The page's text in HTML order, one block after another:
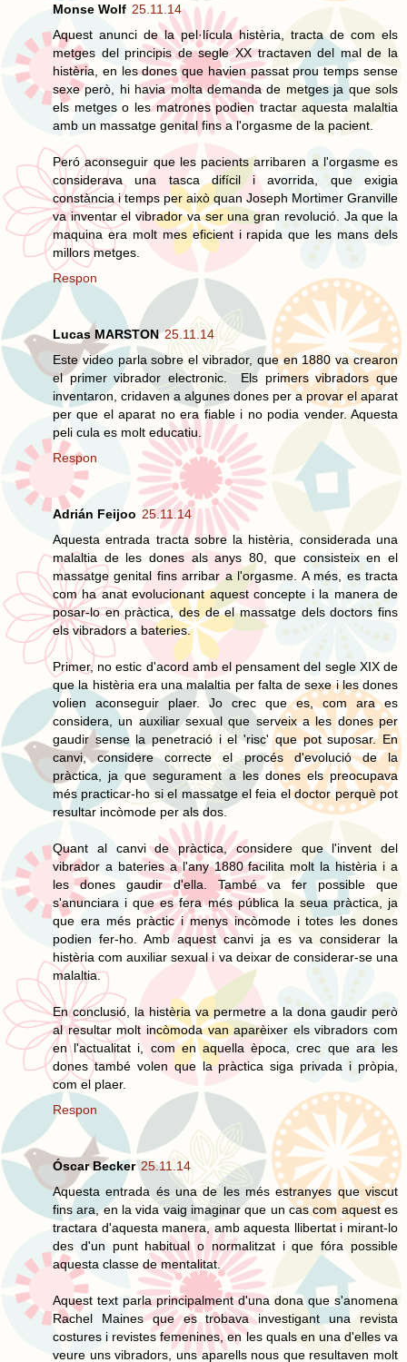
Monse Wolf 25.11.14
Aquest anunci de la pel·lícula histèria, tracta de com els
metges del principis de segle XX tractaven del mal de la
histèria, en les dones que havien passat prou temps sense
sexe però, hi havia molta demanda de metges ja que sols
els metges o les matrones podien tractar aquesta malaltia
amb un massatge genital fins a l'orgasme de la pacient.
Peró aconseguir que les pacients arribaren a l'orgasme es
considerava una tasca difícil i avorrida, que exigia
constància i temps per això quan Joseph Mortimer Granville
va inventar el vibrador va ser una gran revolució. Ja que la
maquina era molt mes eficient i rapida que les mans dels
millors metges.
Respon
Lucas MARSTON 25.11.14
Este video parla sobre el vibrador, que en 1880 va crearon
el primer vibrador electronic. Els primers vibradors que
inventaron, cridaven a algunes dones per a provar el aparat
per que el aparat no era fiable i no podia vender. Aquesta
peli cula es molt educatiu.
Respon
Adrián Feijoo 25.11.14
Aquesta entrada tracta sobre la histèria, considerada una
malaltia de les dones als anys 80, que consisteix en el
massatge genital fins arribar a l'orgasme. A més, es tracta
com ha anat evolucionant aquest concepte i la manera de
posar-lo en pràctica, des de el massatge dels doctors fins
els vibradors a bateries.
Primer, no estic d'acord amb el pensament del segle XIX de
que la histèria era una malaltia per falta de sexe i les dones
volien aconseguir plaer. Jo crec que es, com ara es
considera, un auxiliar sexual que serveix a les dones per
gaudir sense la penetració i el 'risc' que pot suposar. En
canvi, considere correcte el procés d'evolució de la
pràctica, ja que segurament a les dones els preocupava
més practicar-ho si el massatge el feia el doctor perquè pot
resultar incòmode per als dos.
Quant al canvi de pràctica, considere que l'invent del
vibrador a bateries a l'any 1880 facilita molt la histèria i a
les dones gaudir d'ella. També va fer possible que
s'anunciara i que es fera més pública la seua pràctica, ja
que era més pràctic i menys incòmode i totes les dones
podien fer-ho. Amb aquest canvi ja es va considerar la
histèria com auxiliar sexual i va deixar de considerar-se una
malaltia.
En conclusió, la histèria va permetre a la dona gaudir però
al resultar molt incòmoda van aparèixer els vibradors com
en l'actualitat i, com en aquella època, crec que ara les
dones també volen que la pràctica siga privada i pròpia,
com el plaer.
Respon
Óscar Becker 25.11.14
Aquesta entrada és una de les més estranyes que viscut
fins ara, en la vida vaig imaginar que un cas com aquest es
tractara d'aquesta manera, amb aquesta llibertat i mirant-lo
des d'un punt habitual o normalitzat i que fóra possible
aquesta classe de mentalitat.
Aquest text parla principalment d'una dona que s'anomena
Rachel Maines que es trobava investigant una revista
costures i revistes femenines, en les quals en una d'elles va
veure uns vibradors, uns aparells nous que resultaven molt